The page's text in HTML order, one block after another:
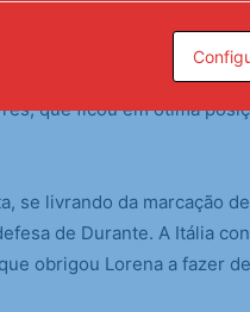
minutos, quando saiu do
que ficou em ótima
se livrando da marcação
de Durante. A Itália
obrigou Lorena a fazer